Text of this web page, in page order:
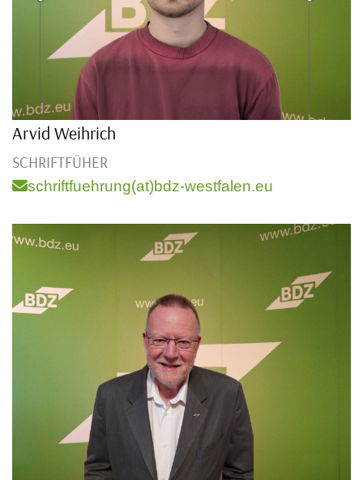
Arvid Weihrich
SCHRIFTFÜHER
schriftfuehrung(at)bdz-westfalen.eu